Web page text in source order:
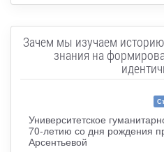
Зачем мы изучаем
знания на
Университетское
70-летию со дня рождения
Арсентьевой